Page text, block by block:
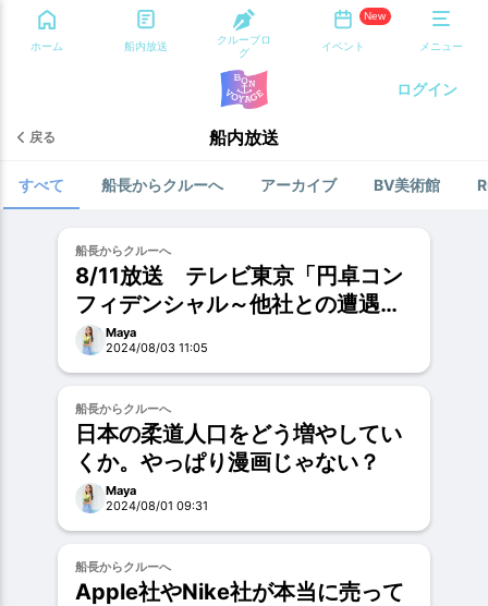
ホーム 船内放送
クルーブロ
グ
New
イベント メニュー
ログイン
戻る 船内放送
すべて 船長からクルーへ アーカイブ BV美術館
船長からクルーへ
8/11放送 テレビ東京「円卓コン
フィデンシャル～他社との遭遇
～」話しすぎたと思う。
Maya
2024/08/03 11:05
船長からクルーへ
日本の柔道人口をどう増やしてい
くか。やっぱり漫画じゃない？
Maya
2024/08/01 09:31
船長からクルーへ
Apple社やNike社が本当に売って